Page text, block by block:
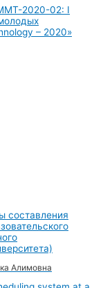
2020-02: I
– 2020»
составления
Алимовна